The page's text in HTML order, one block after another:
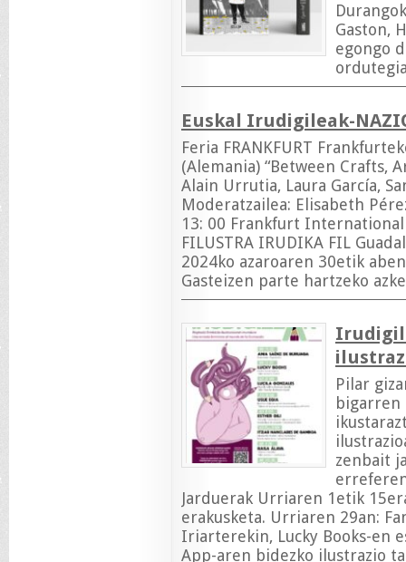
Gaston,
egongo
Euskal Irudigileak-
Feria FRANKFURT
(Alemania) “Between Crafts,
Alain Urrutia, Laura García,
Moderatzailea: Elisabeth
13: 00 Frankfurt
FILUSTRA IRUDIKA FIL
2024ko azaroaren 30etik
Gasteizen parte hartzeko
Pilar
bigarren
zenbait
Jarduerak Urriaren 1etik
erakusketa. Urriaren 29an:
Iriarterekin, Lucky Books-en
App-aren bidezko ilustrazio